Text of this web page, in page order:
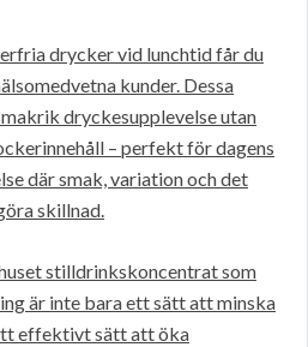
drycker vid lunchtid får du
kunder. Dessa
dryckesupplevelse utan
– perfekt för dagens
där smak, variation och det
skillnad.
stilldrinkskoncentrat som
är inte bara ett sätt att minska
effektivt sätt att öka